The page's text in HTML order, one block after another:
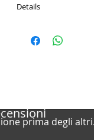
Details
(9PA) 2003-2010 /
Porsche /
prima degli altri.